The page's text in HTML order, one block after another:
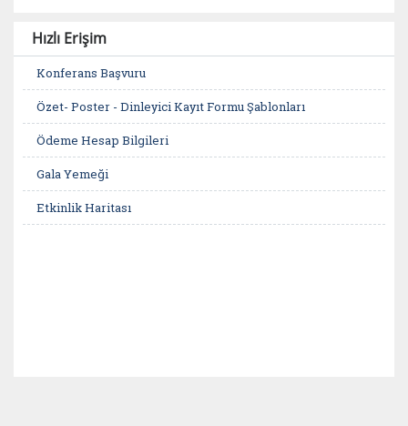
Hızlı Erişim
Konferans Başvuru
Özet- Poster - Dinleyici Kayıt Formu Şablonları
Ödeme Hesap Bilgileri
Gala Yemeği
Etkinlik Haritası